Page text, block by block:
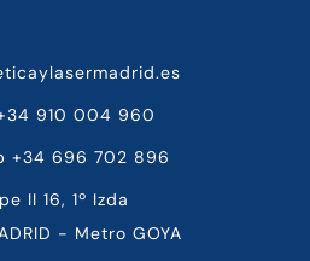
910 004 960
+34 696 702 896
II 16, 1º Izda
- Metro GOYA